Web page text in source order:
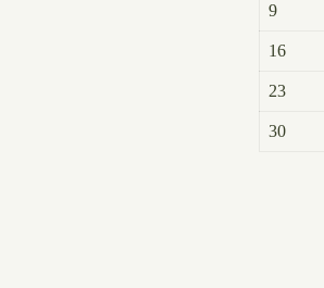
9
16
23
30